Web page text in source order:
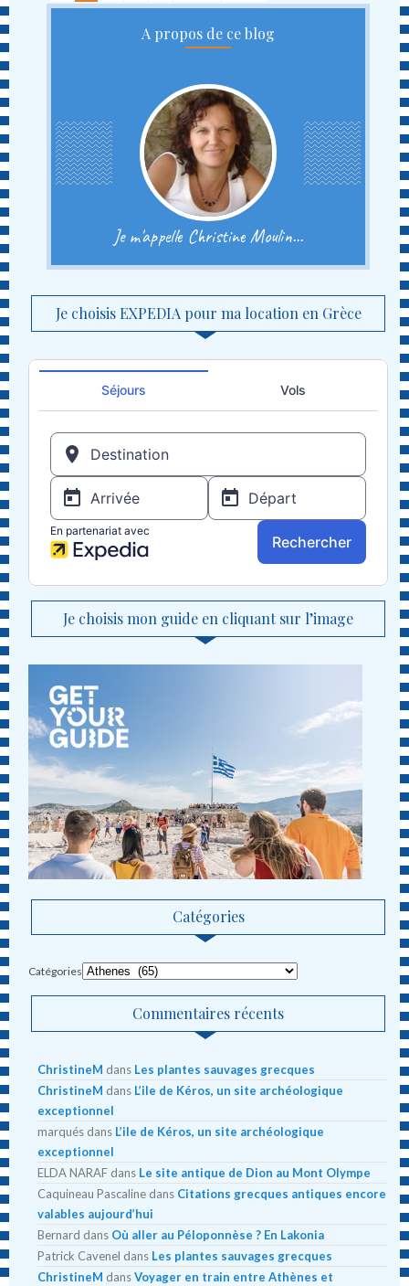
A propos de ce blog
Je m'appelle Christine Moulin...
Je choisis EXPEDIA pour ma location en Grèce
Je choisis mon guide en cliquant sur l’image
Catégories
Catégories
Commentaires récents
ChristineM dans Les plantes sauvages grecques
ChristineM dans L’ile de Kéros, un site archéologique
exceptionnel
marqués dans L’ile de Kéros, un site archéologique
exceptionnel
ELDA NARAF dans Le site antique de Dion au Mont Olympe
Caquineau Pascaline dans Citations grecques antiques encore
valables aujourd’hui
Bernard dans Où aller au Péloponnèse ? En Lakonia
Patrick Cavenel dans Les plantes sauvages grecques
ChristineM dansVoyager en train entre Athènes et